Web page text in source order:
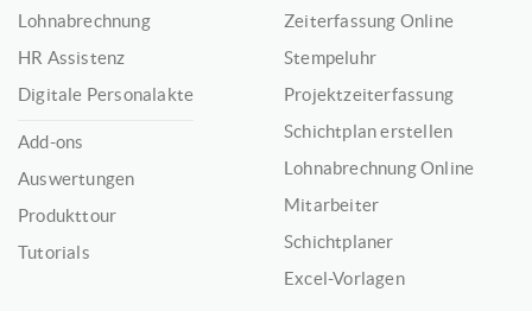
Lohnabrechnung
HR Assistenz
Digitale Personalakte
Add-ons
Auswertungen
Produkttour
Tutorials
Zeiterfassung Online
Stempeluhr
Projektzeiterfassung
Schichtplan erstellen
Lohnabrechnung Online
Mitarbeiter
Schichtplaner
Excel-Vorlagen